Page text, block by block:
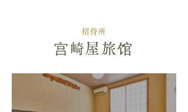
招待所
宫崎 屋旅馆